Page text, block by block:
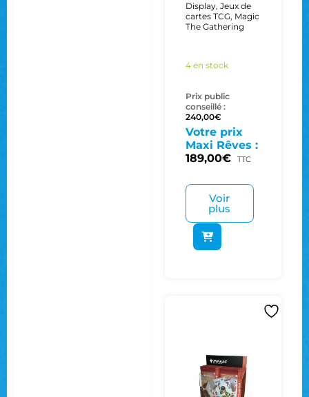
Display, Jeux de
cartes TCG, Magic
The Gathering
4 en stock
Prix public
conseillé :
240,00€
Votre prix
Maxi Rêves :
189,00€ TTC
Voir
plus